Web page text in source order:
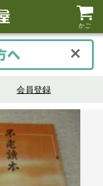
かご
会員登録